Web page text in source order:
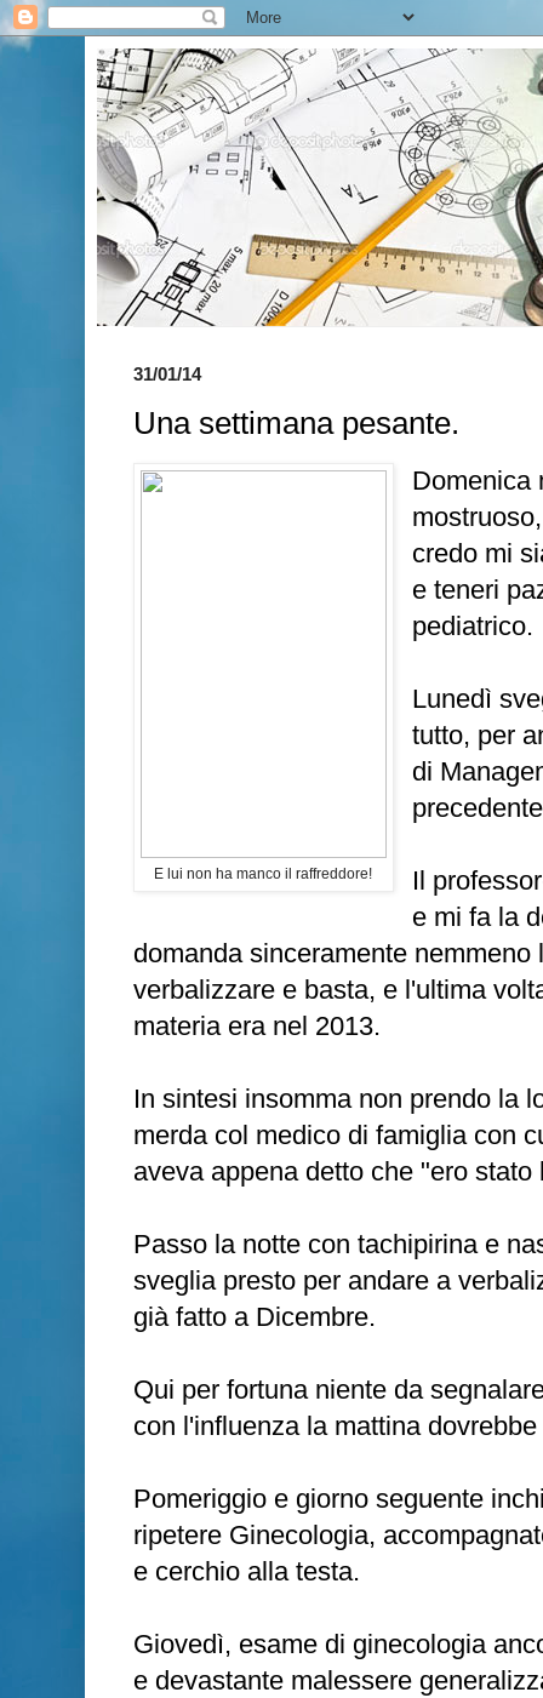
31/01/14
Una settimana pesante.
E lui non ha manco il raffreddore!
Domenica
credo mi
e teneri
pediatrico.
Lunedì
tutto, per
di
Il
e mi fa la
domanda sinceramente
verbalizzare e basta, e l'ultima
materia era nel 2013.
In sintesi insomma non prendo la
merda col medico di famiglia con
aveva appena detto che "ero stato
Passo la notte con tachipirina e
sveglia presto per andare a
già fatto a Dicembre.
Qui per fortuna niente da
con l'influenza la mattina
Pomeriggio e giorno seguente
ripetere Ginecologia,
e cerchio alla testa.
Giovedì, esame di ginecologia
e devastante malessere